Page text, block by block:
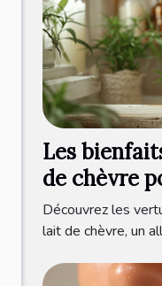
Les
de chèvre
Découvrez les
lait de chèvre, un